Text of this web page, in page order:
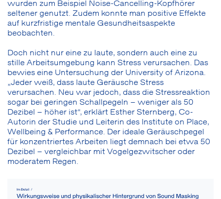
wurden zum Beispiel Noise-Cancelling-Kopfhörer
seltener genutzt. Zudem konnte man positive Effekte
auf kurzfristige mentale Gesundheitsaspekte
beobachten.
Doch nicht nur eine zu laute, sondern auch eine zu
stille Arbeitsumgebung kann Stress verursachen. Das
bewies eine Untersuchung der University of Arizona.
„Jeder weiß, dass laute Geräusche Stress
verursachen. Neu war jedoch, dass die Stressreaktion
sogar bei geringen Schallpegeln – weniger als 50
Dezibel – höher ist“, erklärt Esther Sternberg, Co-
Autorin der Studie und Leiterin des Institute on Place,
Wellbeing & Performance. Der ideale Geräuschpegel
für konzentriertes Arbeiten liegt demnach bei etwa 50
Dezibel – vergleichbar mit Vogelgezwitscher oder
moderatem Regen.